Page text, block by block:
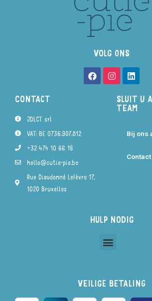
VOLG ONS
CONTACT
JDLCT srl
VAT: BE 0736.907.812
+32 474 10 66 16
hello@cutie-pie.be
Rue Dieudonné Lefèvre 17,
1020 Bruxelles
SLUIT U
TEAM
Bij ons
HULP NODIG
VEILIGE BETALING